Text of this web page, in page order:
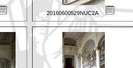
20160600529NUC2A